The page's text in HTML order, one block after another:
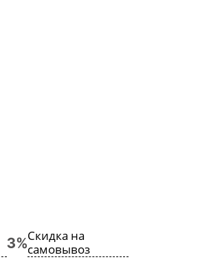
Скидка на
самовывоз